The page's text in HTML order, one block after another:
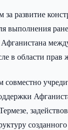
за развитие
выполнения
в области
совместно